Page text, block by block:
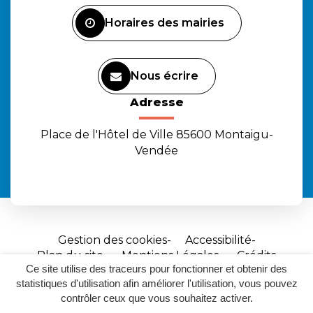
Ce site utilise des traceurs pour fonctionner et obtenir des
statistiques d'utilisation afin améliorer l'utilisation, vous pouvez
contrôler ceux que vous souhaitez activer.
Horaires des mairies
Nous écrire
Adresse
Place de l'Hôtel de Ville 85600 Montaigu-
Vendée
Gestion des cookies
Accessibilité
Plan du site
Mentions Légales
Crédits
Site
réalisé